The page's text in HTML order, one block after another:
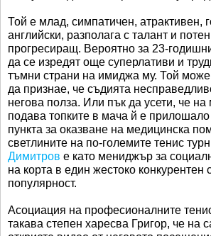
Той е млад, симпатичен, атрактивен,
английски, разполага с талант и
прогресиращ. Вероятно за 23-
да се изредят още суперлативи и
тъмни страни на имиджа му. Той може
да признае, че съдията
негова полза. Или пък да усети, че на
подава топките в мача й е
пункта за оказване на медицинска
светлините на по-големите тенис
Димитров е като мениджър за
на корта в един жестоко конкурентен
популярност.
Асоциация на професионалните
такава степен харесва Григор, че на